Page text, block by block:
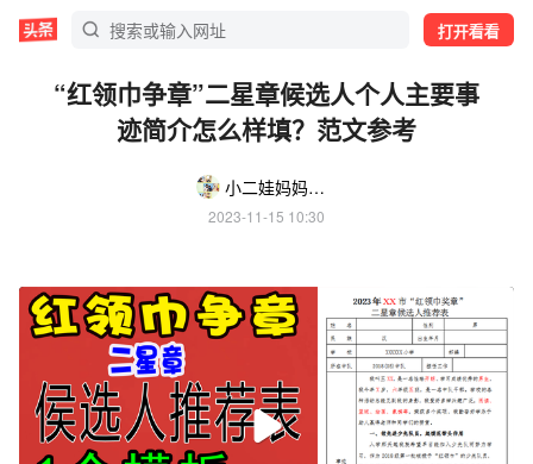
打开看看
“红领巾争章”二星章候选人个人主要事
迹简介怎么样填？范文参考
小二娃妈妈经验分享
2023-11-15 10:30